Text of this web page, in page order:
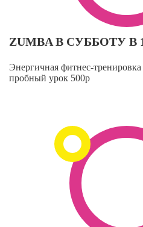
ZUMBA В СУББОТУ В
Энергичная фитнес-
пробный урок 500р